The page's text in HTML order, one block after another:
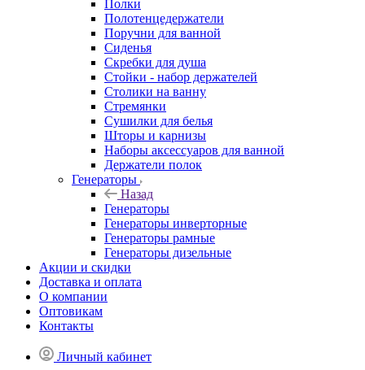
Полки
Полотенцедержатели
Поручни для ванной
Сиденья
Скребки для душа
Стойки - набор держателей
Столики на ванну
Стремянки
Сушилки для белья
Шторы и карнизы
Наборы аксессуаров для ванной
Держатели полок
Генераторы
Назад
Генераторы
Генераторы инверторные
Генераторы рамные
Генераторы дизельные
Акции и скидки
Доставка и оплата
О компании
Оптовикам
Контакты
Личный кабинет